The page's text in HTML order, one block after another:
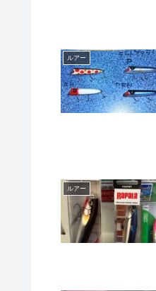
ルアー
ルアー